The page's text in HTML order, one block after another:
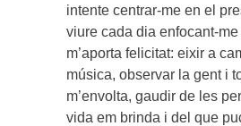
intente centrar-me en el
viure cada dia enfocant-
m’aporta felicitat: eixir a
música, observar la gent i
m’envolta, gaudir de les
vida em brinda i del que